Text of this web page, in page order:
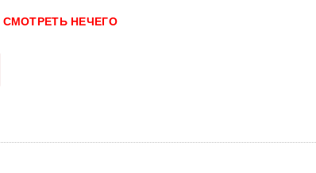
СМОТРЕТЬ НЕЧЕГО